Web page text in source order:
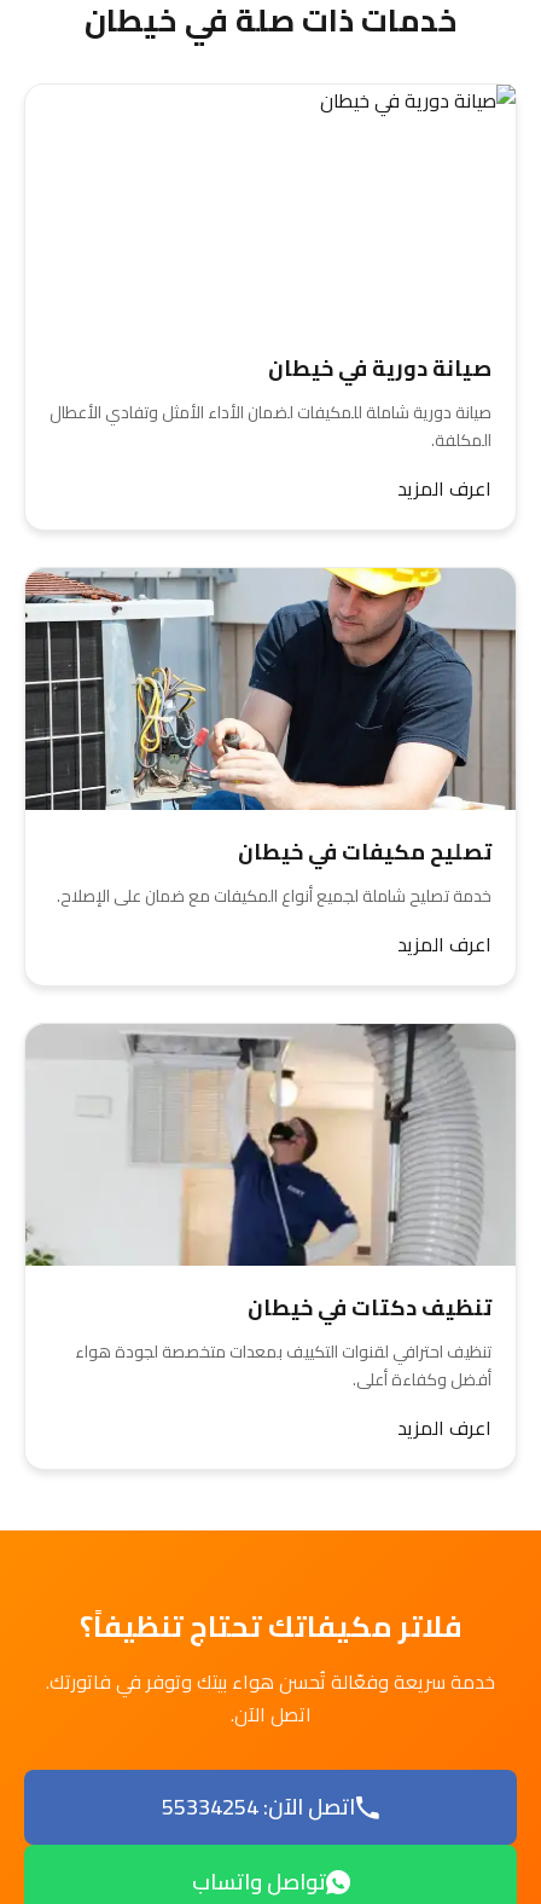
خدمات ذات صلة في خيطان
صيانة دورية في خيطان
صيانة دورية شاملة للمكيفات لضمان الأداء الأمثل وتفادي الأعطال
المكلفة.
اعرف المزيد
تصليح مكيفات في خيطان
خدمة تصليح شاملة لجميع أنواع المكيفات مع ضمان على الإصلاح.
اعرف المزيد
تنظيف دكتات في خيطان
تنظيف احترافي لقنوات التكييف بمعدات متخصصة لجودة هواء
أفضل وكفاءة أعلى.
اعرف المزيد
فلاتر مكيفاتك تحتاج تنظيفاً؟
خدمة سريعة وفعّالة تُحسن هواء بيتك وتوفر في فاتورتك.
اتصل الآن.
اتصل الآن: 55334254
تواصل واتساب